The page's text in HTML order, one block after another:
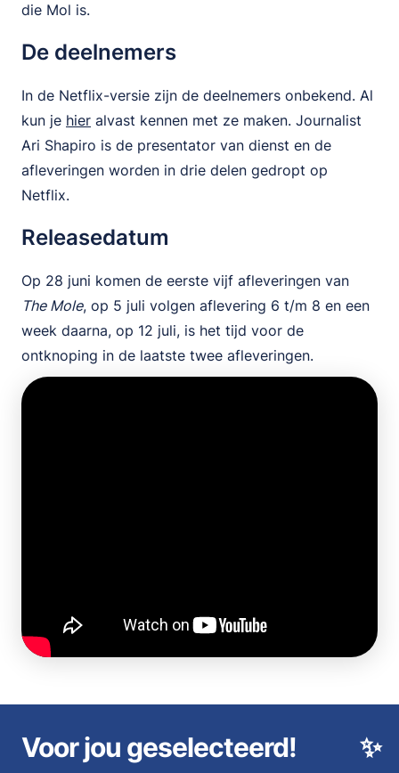
die Mol is.
De deelnemers
In de Netflix-versie zijn de deelnemers onbekend. Al
kun je hier alvast kennen met ze maken. Journalist
Ari Shapiro is de presentator van dienst en de
afleveringen worden in drie delen gedropt op
Netflix.
Releasedatum
Op 28 juni komen de eerste vijf afleveringen van
The Mole, op 5 juli volgen aflevering 6 t/m 8 en een
week daarna, op 12 juli, is het tijd voor de
ontknoping in de laatste twee afleveringen.
✨
Voor jou geselecteerd!